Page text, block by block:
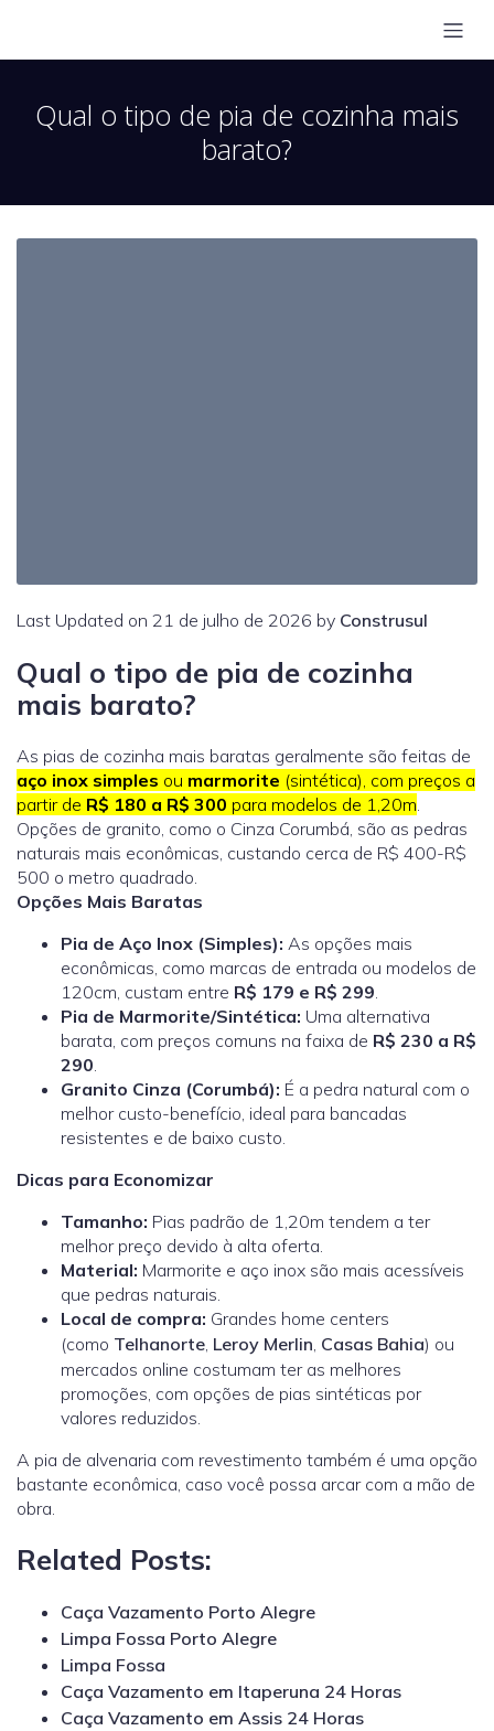
Qual o tipo de pia de cozinha mais
barato?
Last Updated on 21 de julho de 2026 by Construsul
Qual o tipo de pia de cozinha
mais barato?
As pias de cozinha mais baratas geralmente são feitas de
aço inox simples ou marmorite (sintética), com preços a
partir de R$ 180 a R$ 300 para modelos de 1,20m
Opções de granito, como o Cinza Corumbá, são as pedras
naturais mais econômicas, custando cerca de R$ 400-R$
500 o metro quadrado.
Opções Mais Baratas
Pia de Aço Inox (Simples): As opções mais
econômicas, como marcas de entrada ou modelos de
120cm, custam entre R$ 179 e R$ 299
Pia de Marmorite/Sintética: Uma alternativa
barata, com preços comuns na faixa de R$ 230 a R$
290
Granito Cinza (Corumbá): É a pedra natural com o
melhor custo-benefício, ideal para bancadas
resistentes e de baixo custo.
Dicas para Economizar
Tamanho: Pias padrão de 1,20m tendem a ter
melhor preço devido à alta oferta.
Material: Marmorite e aço inox são mais acessíveis
que pedras naturais.
Local de compra: Grandes home centers
(como Telhanorte Leroy Merlin Casas Bahia) ou
mercados online costumam ter as melhores
promoções, com opções de pias sintéticas por
valores reduzidos.
A pia de alvenaria com revestimento também é uma opção
bastante econômica, caso você possa arcar com a mão de
obra.
Related Posts:
Caça Vazamento Porto Alegre
Limpa Fossa Porto Alegre
Limpa Fossa
Caça Vazamento em Itaperuna 24 Horas
Caça Vazamento em Assis 24 Horas